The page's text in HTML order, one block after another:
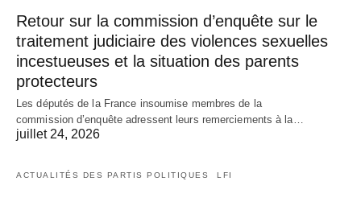
Retour sur la commission d’enquête sur le
traitement judiciaire des violences sexuelles
incestueuses et la situation des parents
protecteurs
Les députés de la France insoumise membres de la
commission d’enquête adressent leurs remerciements à la…
juillet 24, 2026
ACTUALITÉS DES PARTIS POLITIQUES LFI